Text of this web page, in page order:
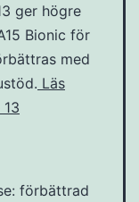
ger högre
Bionic för
med
Läs
förbättrad